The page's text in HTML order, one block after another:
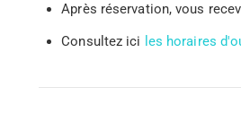
Après réservation, vous
Consultez ici les horaires